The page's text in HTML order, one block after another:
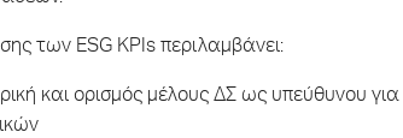
των ESG KPIs περιλαμβάνει:
και ορισμός μέλους ΔΣ ως υπεύθυνου για